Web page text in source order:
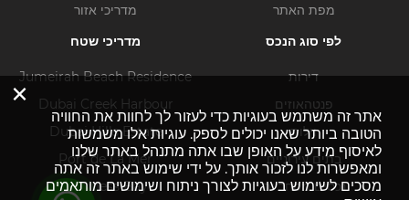
מפת האתר
מדריכי אזור
לפי סוג הנכס
דירות
פנטהאוזים
וילות
בתים עירוניים
נכסים מסחריים
מדריכי שטח
Jumeirah Beach Residence
Dubai Creek Harbour
Dubai Hills Estate
Port de La Mer
Business Bay
×
אתר זה משתמש בעוגיות כדי לעזור לך לחוות את החוויה
הטובה ביותר שאנו יכולים לספק. עוגיות אלו משמשות
לאיסוף מידע על האופן שבו אתה מתנהל באתר שלנו
ומאפשרות לנו לזכור אותך. על ידי שימוש באתר זה אתה
מסכים לשימוש בעוגיות לצורך ניתוח ושימושים מותאמים